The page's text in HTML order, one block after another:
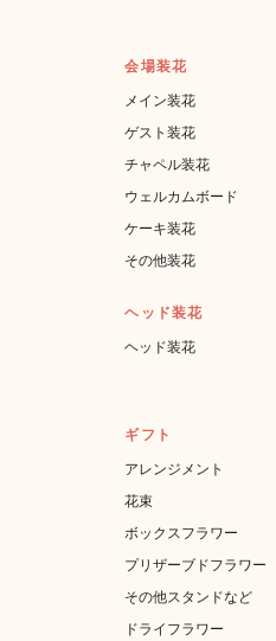
会場装花
メイン装花
ゲスト装花
チャペル装花
ウェルカムボード
ケーキ装花
その他装花
ヘッド装花
ヘッド装花
ギフト
アレンジメント
花束
ボックスフラワー
プリザーブドフラワー
その他スタンドなど
ドライフラワー